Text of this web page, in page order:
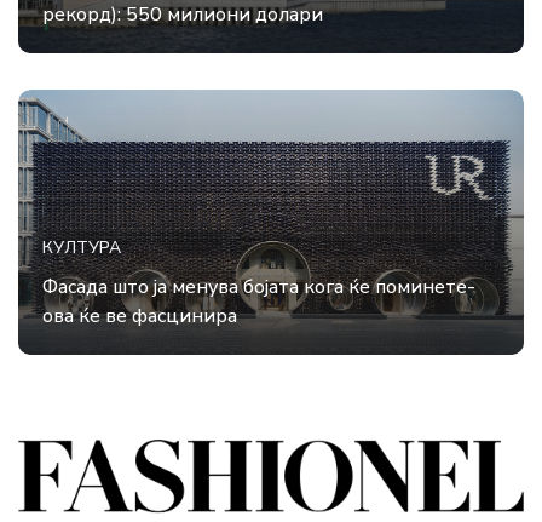
рекорд): 550 милиони долари
КУЛТУРА
Фасада што ја менува бојата кога ќе поминете-
ова ќе ве фасцинира